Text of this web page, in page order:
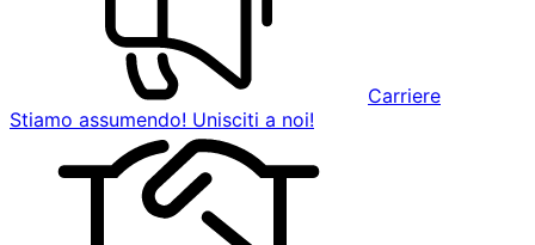
Carriere
Stiamo assumendo! Unisciti a noi!